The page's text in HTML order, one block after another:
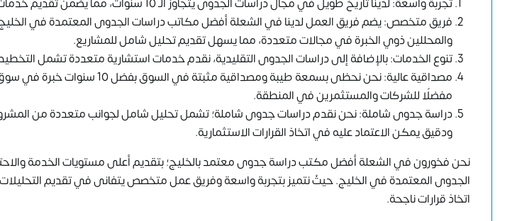
تجربة واسعة: لدينا تاريخ طويل في مجال دراسات الجدوى يتجاوز الـ 10 سنوات، مما يضمن تقديم خدمات عالية الجودة والموثوقية.
فريق متخصص: يضم فريق العمل لدينا في الشعلة أفضل مكاتب دراسات الجدوى المعتمدة في
والمحللين ذوي الخبرة في مجالات متعددة، مما يسهل تقديم تحليل شامل للمشاريع.
تنوع الخدمات: بالإضافة إلى دراسات الجدوى التقليدية، نقدم خدمات استشارية متعددة تشمل
مصداقية عالية: نحن نحظى بسمعة طيبة ومصداقية
مفضلًا للشركات والمستثمرين في المنطقة.
دراسة جدوى شاملة: نحن نقدم دراسات جدوى شاملة؛ تشمل تحليل شامل لجوانب متعددة من
ودقيق يمكن الاعتماد عليه في اتخاذ القرارات الاستثمارية.
نحن فخورون في الشعلة أفضل مكتب دراسة جدوى معتمد بالخليج؛ بتقديم أعلى مستويات الخدمة
الجدوى المعتمدة في الخليج. حيثُ نتميز بتجربة واسعة وفريق عمل متخصص يتفانى في تقديم
اتخاذ قرارات ناجحة.